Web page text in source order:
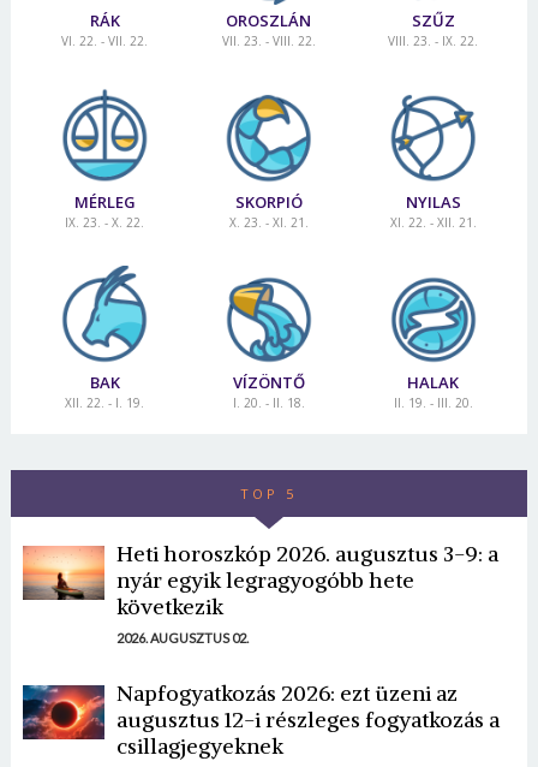
RÁK
VI. 22. - VII. 22.
OROSZLÁN
VII. 23. - VIII. 22.
SZŰZ
VIII. 23. - IX. 22.
MÉRLEG
IX. 23. - X. 22.
SKORPIÓ
X. 23. - XI. 21.
NYILAS
XI. 22. - XII. 21.
BAK
XII. 22. - I. 19.
VÍZÖNTŐ
I. 20. - II. 18.
HALAK
II. 19. - III. 20.
TOP 5
Heti horoszkóp 2026. augusztus 3-9: a
nyár egyik legragyogóbb hete
következik
2026. AUGUSZTUS 02.
Napfogyatkozás 2026: ezt üzeni az
augusztus 12-i részleges fogyatkozás a
csillagjegyeknek